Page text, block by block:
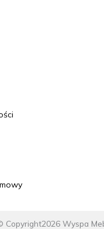
Copyright2026 Wyspa